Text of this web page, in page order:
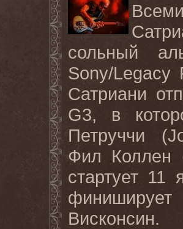
сольный
Sony/Legacy
Сатриани
G3, в
Петруччи (
Фил Коллен
стартует
Висконсин.